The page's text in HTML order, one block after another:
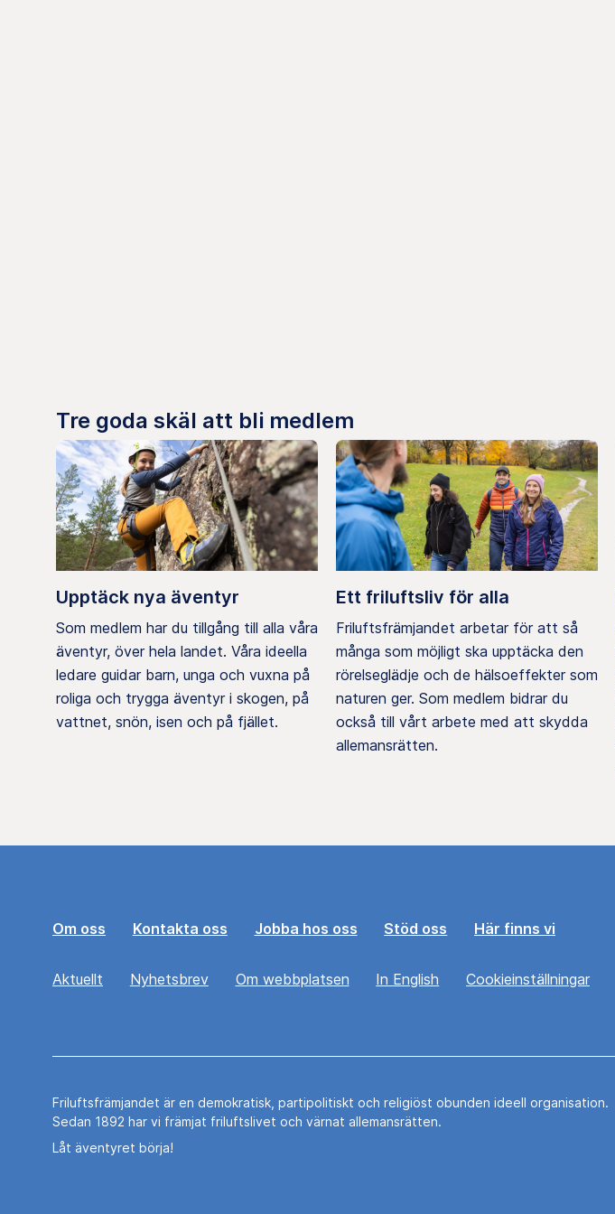
Tre goda skäl att bli medlem
Upptäck nya äventyr
Som medlem har du tillgång till alla våra
äventyr, över hela landet. Våra ideella
ledare guidar barn, unga och vuxna på
roliga och trygga äventyr i skogen, på
vattnet, snön, isen och på fjället.
Ett friluftsliv för alla
Friluftsfrämjandet arbetar för att så
många som möjligt ska upptäcka den
rörelseglädje och de hälsoeffekter som
naturen ger. Som medlem bidrar du
också till vårt arbete med att skydda
allemansrätten.
Om oss Kontakta oss Jobba hos oss Stöd oss Här finns vi
Aktuellt Nyhetsbrev Om webbplatsen In English Cookieinställningar
Friluftsfrämjandet är en demokratisk, partipolitiskt och religiöst obunden ideell organisation.
Sedan 1892 har vi främjat friluftslivet och värnat allemansrätten.
Låt äventyret börja!